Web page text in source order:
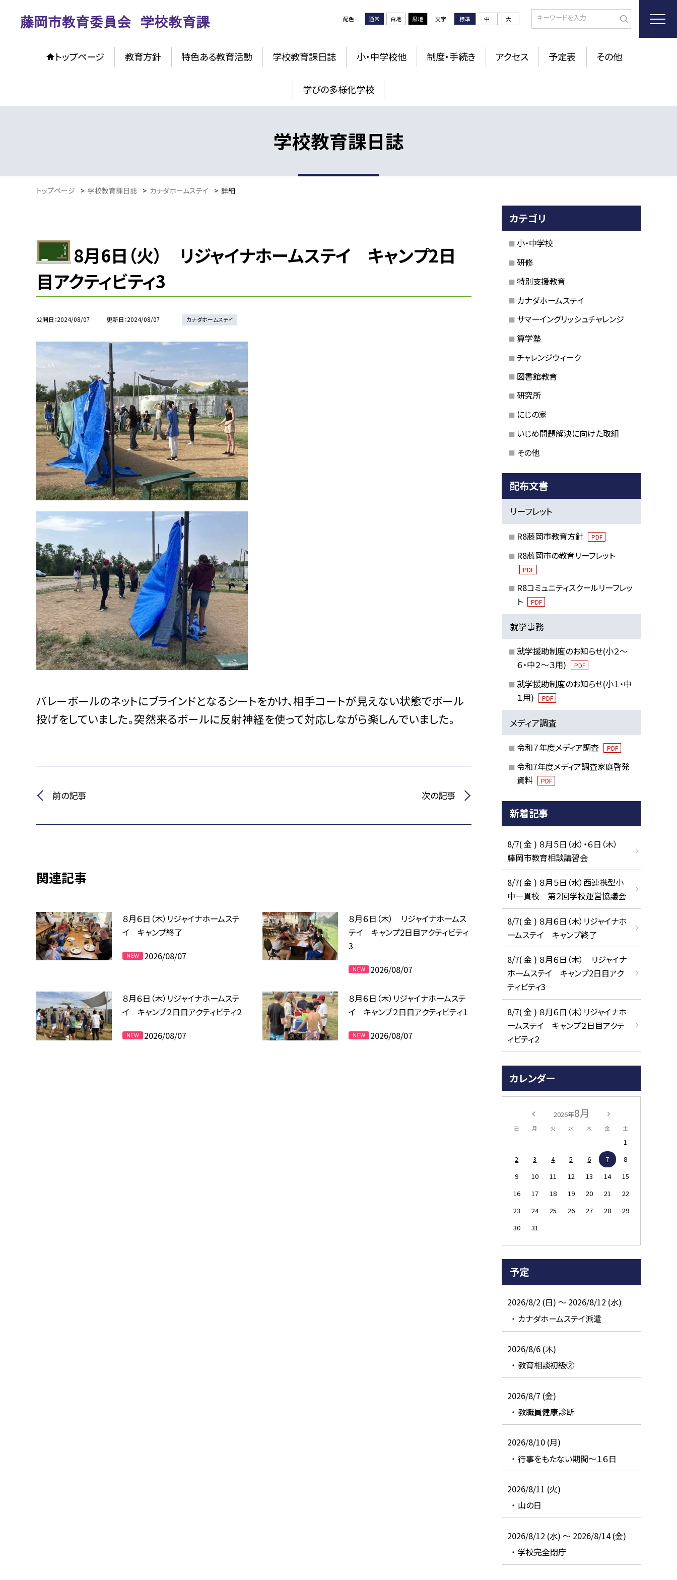
配色 通常 白地 黒地 文字 標準 中 大
トップページ 教育方針 特色ある教育活動 学校教育課日誌 小・中学校他 制度・手続き アクセス 予定表 その他
学びの多様化学校
学校教育課日誌
トップページ > 学校教育課日誌 > カナダホームステイ > 詳細
8月6日（火） リジャイナホームステイ キャンプ2日
目アクティビティ3
公開日 2024/08/07 更新日 2024/08/07 カナダホームステイ
バレーボールのネットにブラインドとなるシートをかけ、相手コートが見えない状態でボール
投げをしていました。突然来るボールに反射神経を使って対応しながら楽しんでいました。
前の記事 次の記事
関連記事
８月６日（木）リジャイナホームステ
イ キャンプ終了
2026/08/07
８月６日（木） リジャイナホームス
テイ キャンプ2日目アクティビティ
3
2026/08/07
８月６日（木）リジャイナホームステ
イ キャンプ２日目アクティビティ２
2026/08/07
８月６日（木）リジャイナホームステ
イ キャンプ２日目アクティビティ１
2026/08/07
カテゴリ
小・中学校
研修
特別支援教育
カナダホームステイ
サマーイングリッシュチャレンジ
算学塾
チャレンジウィーク
図書館教育
研究所
にじの家
いじめ問題解決に向けた取組
その他
配布文書
リーフレット
R8藤岡市教育方針 PDF
R8藤岡市の教育リーフレット
PDF
R8コミュニティスクールリーフレッ
ト
PDF
就学事務
就学援助制度のお知らせ(小２～
６・中２～３用)
PDF
就学援助制度のお知らせ(小１・中
１用)
PDF
メディア調査
令和７年度メディア調査 PDF
令和7年度メディア調査家庭啓発
資料
PDF
新着記事
8/7( 金 ) ８月５日（水）・６日（木）
藤岡市教育相談講習会
8/7( 金 ) ８月５日（水）西連携型小
中一貫校 第２回学校運営協議会
8/7( 金 ) ８月６日（木）リジャイナホ
ームステイ キャンプ終了
8/7( 金 ) ８月６日（木） リジャイナ
ホームステイ キャンプ2日目アク
ティビティ3
8/7( 金 ) ８月６日（木）リジャイナホ
ームステイ キャンプ２日目アクテ
ィビティ２
カレンダー
2026年8月
日 月 火 水 木 金 土
1
2
3 4 5 6 7
8
9
10 11 12 13 14
15
16
17 18 19 20 21
22
23
24 25 26 27 28
29
30
31
予定
2026/8/2 (日) ～ 2026/8/12 (水)
カナダホームステイ派遣
2026/8/6 (木)
教育相談初級②
2026/8/7 (金)
教職員健康診断
2026/8/10 (月)
行事をもたない期間～１６日
2026/8/11 (火)
山の日
2026/8/12 (水) ～ 2026/8/14 (金)
学校完全閉庁